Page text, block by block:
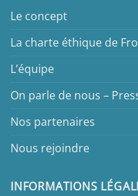
Le concept
La charte éthique de
L’équipe
On parle de nous –
Nos partenaires
Nous rejoindre
INFORMATIONS